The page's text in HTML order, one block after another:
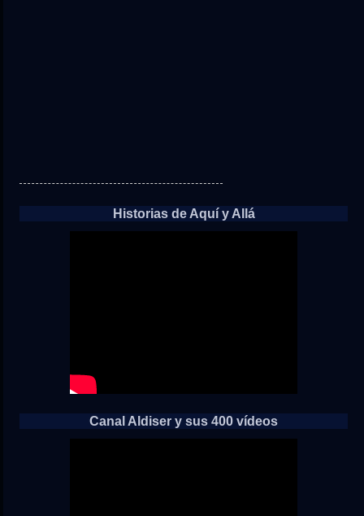
Historias de Aquí y Allá
Canal Aldiser y sus 400 vídeos